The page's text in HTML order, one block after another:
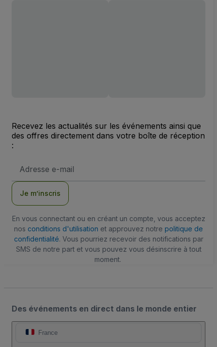
Recevez les actualités sur les événements ainsi que
des offres directement dans votre boîte de réception
:
e-
Je m’inscris
En vous connectant ou en créant un compte, vous acceptez
nos conditions d'utilisation et approuvez notre politique de
confidentialité. Vous pourriez recevoir des notifications par
SMS de notre part et vous pouvez vous désinscrire à tout
moment.
Des événements en direct dans le monde entier
France